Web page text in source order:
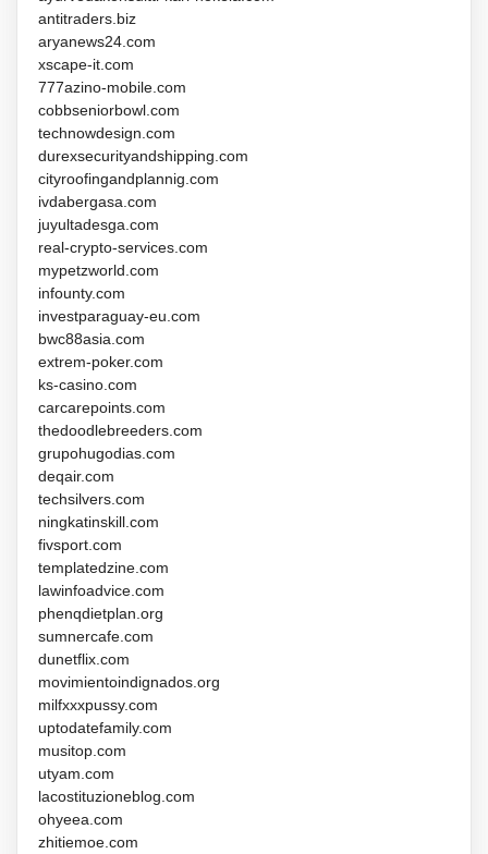
antitraders.biz
aryanews24.com
xscape-it.com
777azino-mobile.com
cobbseniorbowl.com
technowdesign.com
durexsecurityandshipping.com
cityroofingandplannig.com
ivdabergasa.com
juyultadesga.com
real-crypto-services.com
mypetzworld.com
infounty.com
investparaguay-eu.com
bwc88asia.com
extrem-poker.com
ks-casino.com
carcarepoints.com
thedoodlebreeders.com
grupohugodias.com
deqair.com
techsilvers.com
ningkatinskill.com
fivsport.com
templatedzine.com
lawinfoadvice.com
phenqdietplan.org
sumnercafe.com
dunetflix.com
movimientoindignados.org
milfxxxpussy.com
uptodatefamily.com
musitop.com
utyam.com
lacostituzioneblog.com
ohyeea.com
zhitiemoe.com